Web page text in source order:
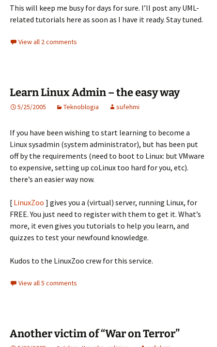
This will keep me busy for days for sure. I’ll post any UML-
related tutorials here as soon as I have it ready. Stay tuned.
View all 2 comments
Learn Linux Admin – the easy way
5/25/2005 Teknoblogia sufehmi
If you have been wishing to start learning to become a
Linux sysadmin (system administrator), but has been put
off by the requirements (need to boot to Linux: but VMware
to expensive, setting up coLinux too hard for you, etc).
there’s an easier way now.
[ LinuxZoo ] gives you a (virtual) server, running Linux, for
FREE. You just need to register with them to get it. What’s
more, it even gives you tutorials to help you learn, and
quizzes to test your newfound knowledge.
Kudos to the LinuxZoo crew for this service.
View all 5 comments
Another victim of “War on Terror”